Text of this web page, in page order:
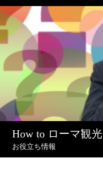
How to ローマ観光
お役立ち情報